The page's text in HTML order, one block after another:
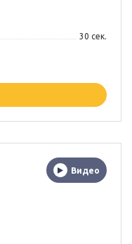
30 сек.
Видео